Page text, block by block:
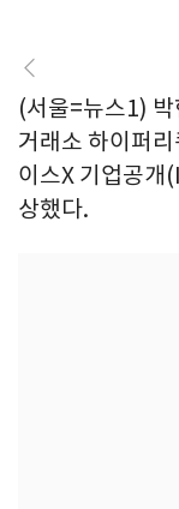
(서울=뉴스1)
거래소 하이퍼
이스X 기업공개
상했다.